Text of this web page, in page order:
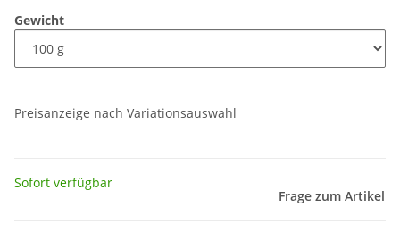
Gewicht
Preisanzeige nach Variationsauswahl
Sofort verfügbar
Frage zum Artikel